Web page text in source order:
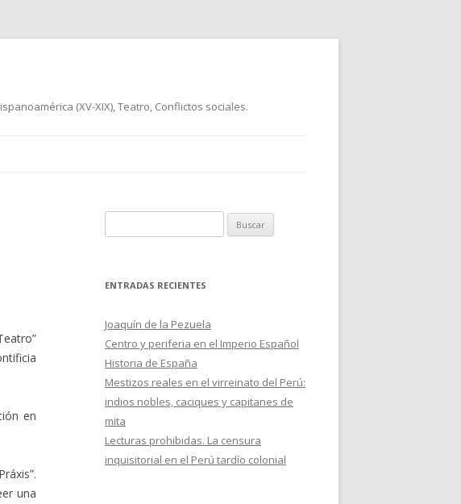
(XV-XIX), Teatro, Conflictos sociales.
en
una
u
c
r
:
ENTRADAS RECIENTES
Joaquín de la Pezuela
Centro y periferia en el Imperio Español
Historia de España
Mestizos reales en el virreinato del Perú:
indios nobles, caciques y capitanes de
mita
Lecturas prohibidas. La censura
inquisitorial en el Perú tardío colonial